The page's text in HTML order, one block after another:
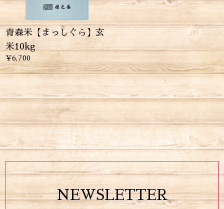
青森米【まっしぐら】玄
米10kg
¥6,700
NEWSLETTER